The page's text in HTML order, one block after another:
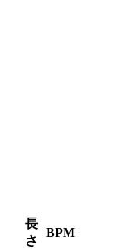
長
さ
BPM